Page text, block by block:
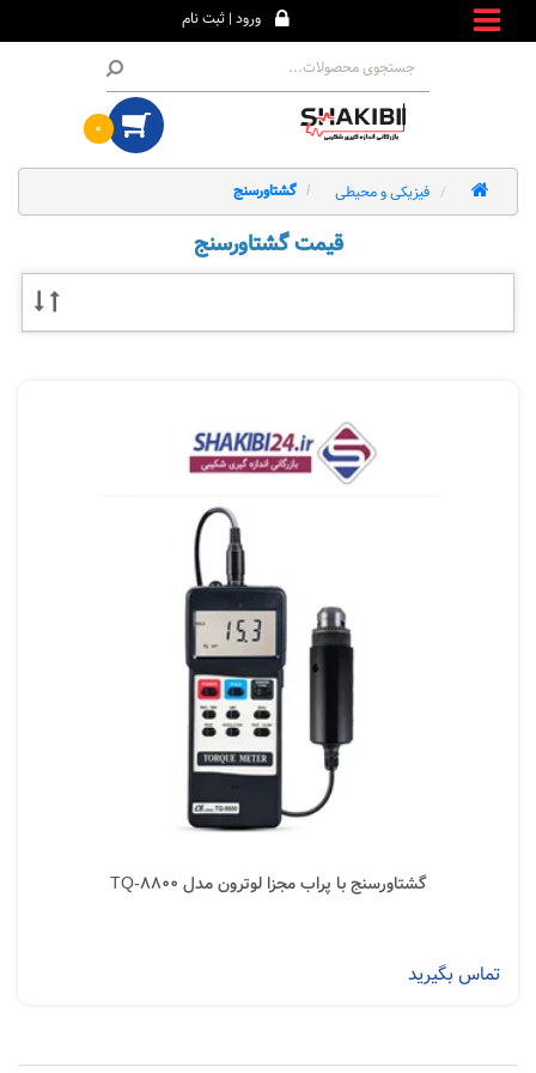
ورود | ثبت نام
۰
فیزیکی و محیطی گشتاورسنج
قیمت گشتاورسنج
گشتاورسنج با پراب مجزا لوترون مدل TQ-8800
تماس بگیرید